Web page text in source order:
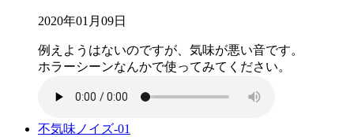
2020年01月09日
例えようはないのですが、気味が悪い音です。
ホラーシーンなんかで使ってみてください。
不気味ノイズ-01